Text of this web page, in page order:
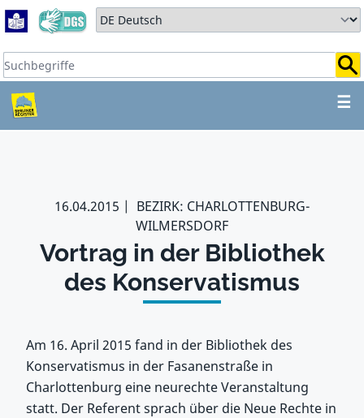
Zum Hauptbereich springen
Zum Hauptmenü springen
Sprache auswählen:
Suchbegriffe:
☰
ZUM HAUPTBEREICH
16.04.2015
BEZIRK: CHARLOTTENBURG-
WILMERSDORF
Vortrag in der Bibliothek
des Konservatismus
Am 16. April 2015 fand in der Bibliothek des
Konservatismus in der Fasanenstraße in
Charlottenburg eine neurechte Veranstaltung
statt. Der Referent sprach über die Neue Rechte in